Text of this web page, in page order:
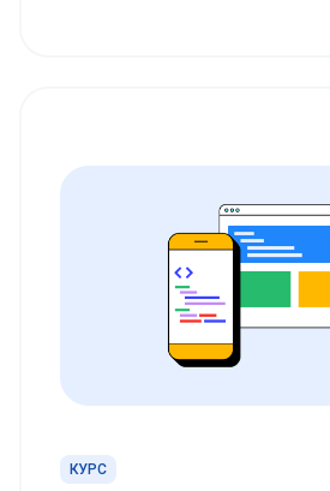
КУРС